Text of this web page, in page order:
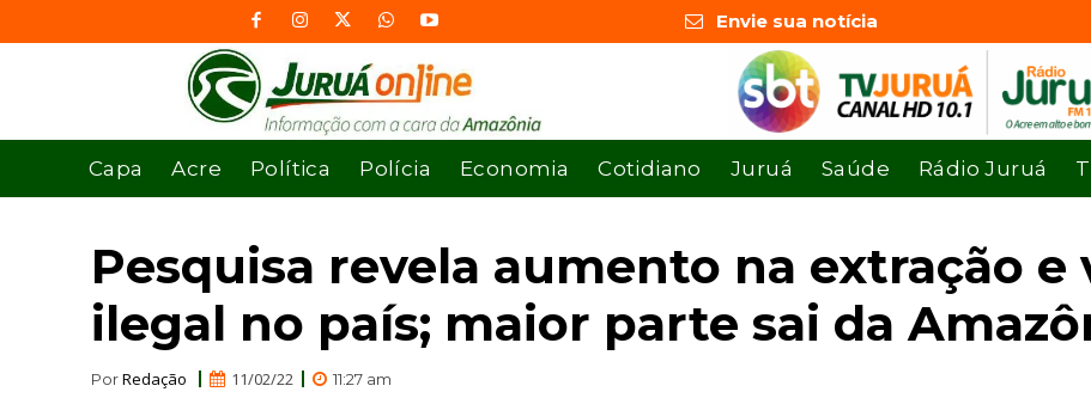
Envie sua notícia
Capa Acre Política Polícia Economia Cotidiano Juruá Saúde Rádio Juruá
Pesquisa revela aumento na extração e
ilegal no país; maior parte sai da
PorRedação 11/02/22 11:27 am